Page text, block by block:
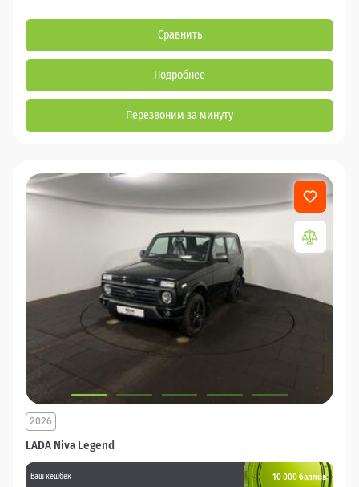
Сравнить
Подробнее
Перезвоним за минуту
LADA Niva Legend
2026
Ваш кешбек 10 000 баллов